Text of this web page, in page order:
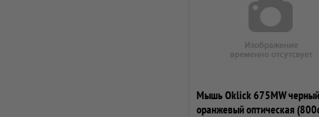
Мышь Oklick 675MW
оранжевый оптическая